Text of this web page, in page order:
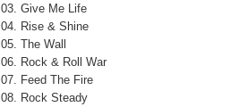
03. Give Me Life
04. Rise & Shine
05. The Wall
06. Rock & Roll War
07. Feed The Fire
08. Rock Steady